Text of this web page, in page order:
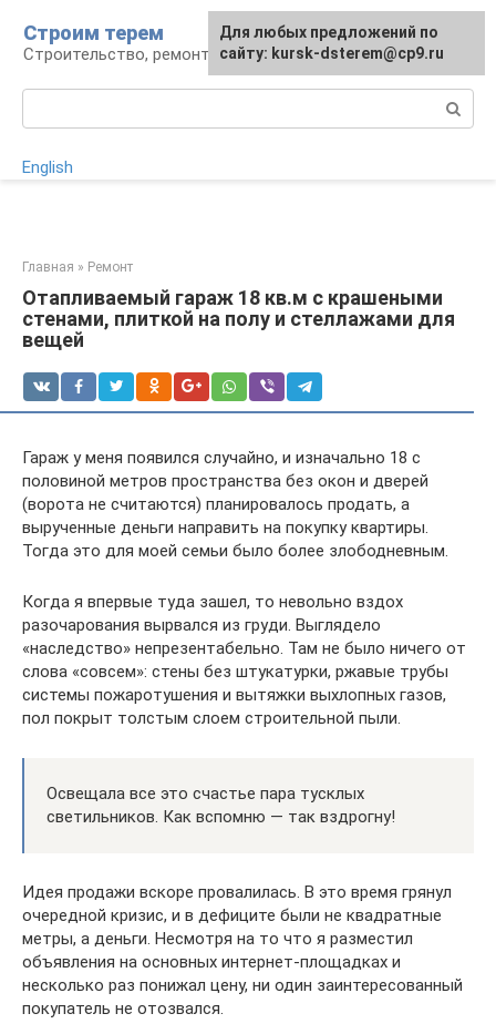
контенту
Строим терем
Строительство, ремонт, ландшафт
English
Главная » Ремонт
Отапливаемый гараж 18 кв.м с крашеными
стенами, плиткой на полу и стеллажами для
вещей
Гараж у меня появился случайно, и изначально 18 с
половиной метров пространства без окон и дверей
(ворота не считаются) планировалось продать, а
вырученные деньги направить на покупку квартиры.
Тогда это для моей семьи было более злободневным.
Когда я впервые туда зашел, то невольно вздох
разочарования вырвался из груди. Выглядело
«наследство» непрезентабельно. Там не было ничего от
слова «совсем»: стены без штукатурки, ржавые трубы
системы пожаротушения и вытяжки выхлопных газов,
пол покрыт толстым слоем строительной пыли.
Освещала все это счастье пара тусклых
светильников. Как вспомню — так вздрогну!
Идея продажи вскоре провалилась. В это время грянул
очередной кризис, и в дефиците были не квадратные
метры, а деньги. Несмотря на то что я разместил
объявления на основных интернет-площадках и
несколько раз понижал цену, ни один заинтересованный
покупатель не отозвался.
Для любых предложений по
сайту: kursk-dsterem@cp9.ru